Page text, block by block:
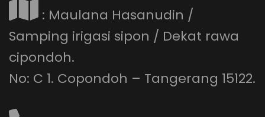
: Maulana Hasanudin /
Samping irigasi sipon / Dekat rawa
cipondoh.
No: C 1. Copondoh – Tangerang 15122.